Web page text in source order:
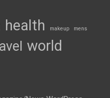
health makeup mens
world